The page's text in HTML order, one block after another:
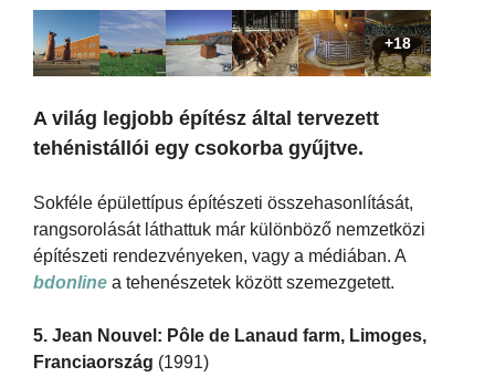
+18
A világ legjobb építész által tervezett
tehénistállói egy csokorba gyűjtve.
Sokféle épülettípus építészeti összehasonlítását,
rangsorolását láthattuk már különböző nemzetközi
építészeti rendezvényeken, vagy a médiában. A
bdonline a tehenészetek között szemezgetett.
5. Jean Nouvel: Pôle de Lanaud farm, Limoges,
Franciaország (1991)